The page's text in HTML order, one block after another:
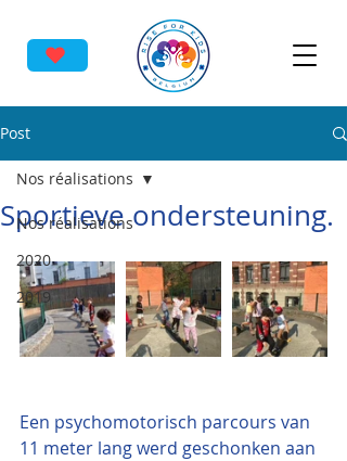
Post
Nos réalisations
2020
2019
Nos réalisations
Sportieve ondersteuning.
Een psychomotorisch parcours van
11 meter lang werd geschonken aan